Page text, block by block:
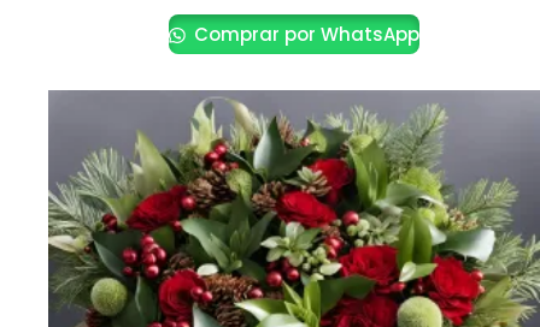
precios:
desde
hasta
$ 6.900,00
Este
producto
tiene
Las
opciones
se
pueden
elegir
en
la
página
de
producto
Comprar por WhatsApp